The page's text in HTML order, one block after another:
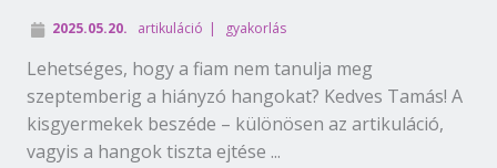
2025.05.20. artikuláció gyakorlás
Lehetséges, hogy a fiam nem tanulja meg
szeptemberig a hiányzó hangokat? Kedves Tamás! A
kisgyermekek beszéde – különösen az artikuláció,
vagyis a hangok tiszta ejtése ...